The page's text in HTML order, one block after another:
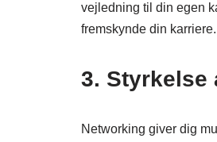
vejledning til din egen
fremskynde din karriere.
3. Styrkelse
Networking giver dig